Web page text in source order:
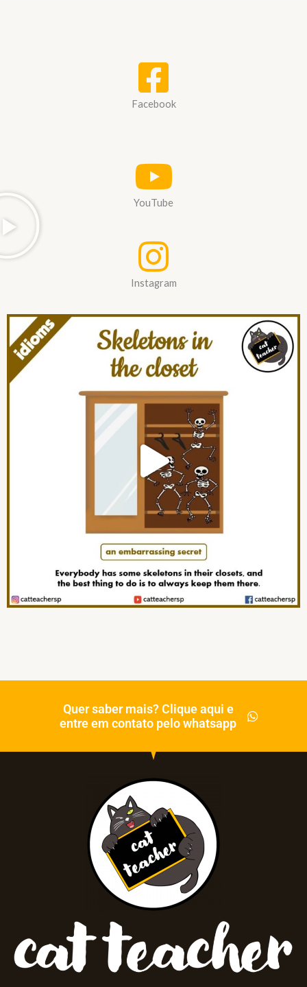
Facebook
YouTube
Instagram
Quer saber mais? Clique aqui e
entre em contato pelo whatsapp